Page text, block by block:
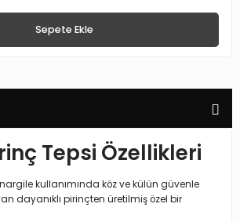
Sepete Ekle
Tepsi Özellikleri
kullanımında köz ve külün güvenle
dayanıklı pirinçten üretilmiş özel bir